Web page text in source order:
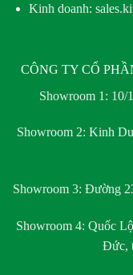
Kinh doanh:
CÔNG TY CỔ
Showroom 1: 10/
Showroom 2: Kinh
Showroom 3: Đường
Showroom 4: Quốc
Đức,